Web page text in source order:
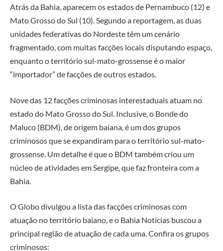
Atrás da Bahia, aparecem os estados de Pernambuco (12) e
Mato Grosso do Sul (10). Segundo a reportagem, as duas
unidades federativas do Nordeste têm um cenário
fragmentado, com muitas facções locais disputando espaço,
enquanto o território sul-mato-grossense é o maior
“importador” de facções de outros estados.
Nove das 12 facções criminosas interestaduais atuam no
estado do Mato Grosso do Sul. Inclusive, o Bonde do
Maluco (BDM), de origem baiana, é um dos grupos
criminosos que se expandiram para o território sul-mato-
grossense. Um detalhe é que o BDM também criou um
núcleo de atividades em Sergipe, que faz fronteira com a
Bahia.
O Globo divulgou a lista das facções criminosas com
atuação no território baiano, e o Bahia Notícias buscou a
principal região de atuação de cada uma. Confira os grupos
criminosos: